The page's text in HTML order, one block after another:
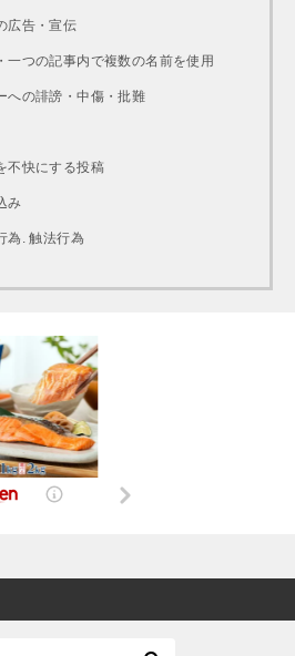
広告・宣伝
つの記事内で複数の名前を使用
の誹謗・中傷・批難
快にする投稿
み
為. 触法行為